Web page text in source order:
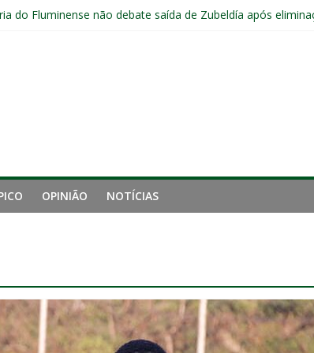
do Fluminense não debate saída de Zubeldía após
de Zubeldía e o risco de jogar o ano do Flu no lixo
sem vencer após eliminação para o Vasco
OPINIÃO NOTÍCIAS